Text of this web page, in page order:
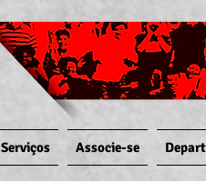
Serviços Associe-se